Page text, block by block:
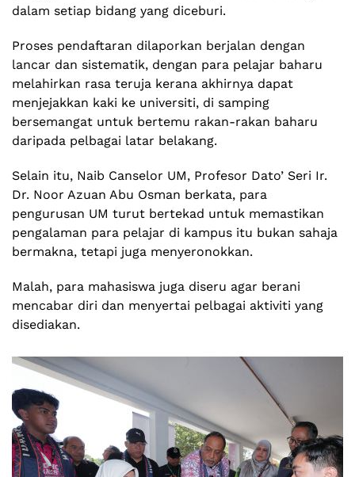
dalam setiap bidang yang diceburi.
Proses pendaftaran dilaporkan berjalan dengan
lancar dan sistematik, dengan para pelajar baharu
melahirkan rasa teruja kerana akhirnya dapat
menjejakkan kaki ke universiti, di samping
bersemangat untuk bertemu rakan-rakan baharu
daripada pelbagai latar belakang.
Selain itu, Naib Canselor UM, Profesor Dato’ Seri Ir.
Dr. Noor Azuan Abu Osman berkata, para
pengurusan UM turut bertekad untuk memastikan
pengalaman para pelajar di kampus itu bukan sahaja
bermakna, tetapi juga menyeronokkan.
Malah, para mahasiswa juga diseru agar berani
mencabar diri dan menyertai pelbagai aktiviti yang
disediakan.